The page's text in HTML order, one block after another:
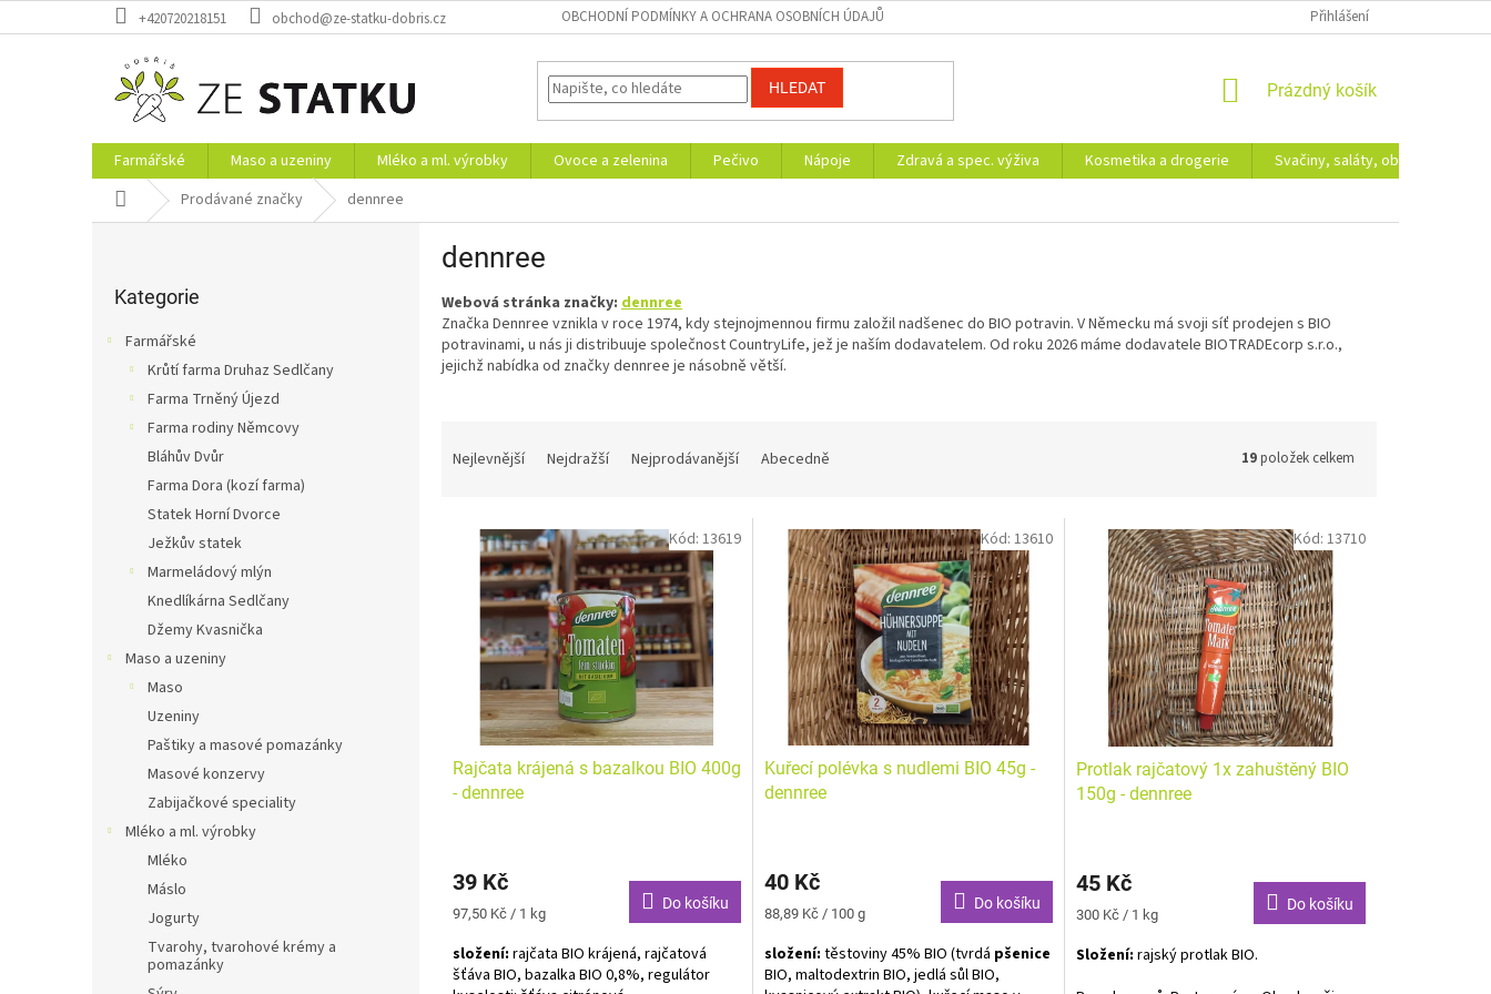
na
+420720218151 obchod@ze-statku-dobris.cz OBCHODNÍ PODMÍNKY A OCHRANA OSOBNÍCH ÚDAJŮ Přihlášení
HLEDAT
NÁKUPNÍ
Prázdný košík
Farmářské Maso a uzeniny Mléko a ml. výrobky Ovoce a zelenina Pečivo Nápoje Zdravá a spec. výživa Kosmetika a drogerie Svačiny, saláty, obědy
Domů Prodávané značky dennree
kategorie
Kategorie
Farmářské
Krůtí farma Druhaz Sedlčany
Farma Trněný Újezd
Farma rodiny Němcovy
Bláhův Dvůr
Farma Dora (kozí farma)
Statek Horní Dvorce
Ježkův statek
Marmeládový mlýn
Knedlíkárna Sedlčany
Džemy Kvasnička
Maso a uzeniny
Maso
Uzeniny
Paštiky a masové pomazánky
Masové konzervy
Zabijačkové speciality
Mléko a ml. výrobky
Mléko
Máslo
Jogurty
Tvarohy, tvarohové krémy a
pomazánky
dennree
Webová stránka značky: dennree
Značka Dennree vznikla v roce 1974, kdy stejnojmennou firmu založil nadšenec do BIO potravin. V Německu má svoji síť prodejen s BIO
potravinami, u nás ji distribuuje společnost CountryLife, jež je naším dodavatelem. Od roku 2026 máme dodavatele BIOTRADEcorp s.r.o.,
jejichž nabídka od značky dennree je násobně větší.
Nejlevnější Nejdražší Nejprodávanější Abecedně 19položek celkem
Rajčata krájená s bazalkou BIO 400g
- dennree
39 Kč
Měrná
97,50 Kč / 1 kg
Do košíku
složení: rajčata BIO krájená, rajčatová
šťáva BIO, bazalka BIO 0,8%, regulátor
Kód: 13619
Kuřecí polévka s nudlemi BIO 45g -
dennree
40 Kč
Měrná
88,89 Kč / 100 g
Do košíku
složení: těstoviny 45% BIO (tvrdá pšenice
BIO, maltodextrin BIO, jedlá sůl BIO,
Kód: 13610
Protlak rajčatový 1x zahuštěný BIO
150g - dennree
45 Kč
Měrná
300 Kč / 1 kg
Do košíku
Složení: rajský protlak BIO.
Kód: 13710